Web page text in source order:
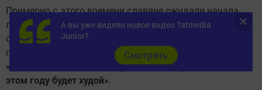
Примерно с этого времени славяне ожидали начала
ледохода и разлива рек. По этому поводу
существовала и примета: когда в этот день рыбаки
приносили Водяному корм, то обязательно примечали:
«Если лёд в этот день не тронется, то и рыбный лов в
этом году будет худой».
А вы уже видели новое видео Tatmedia
Junior?
Cмотреть